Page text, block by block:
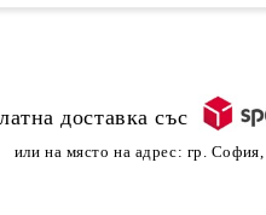
или на място на адрес: гр.